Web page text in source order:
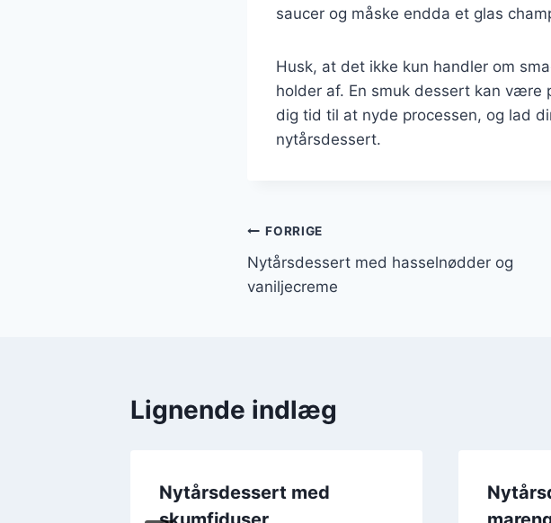
saucer og måske endda et glas
Husk, at det ikke kun handler om
holder af. En smuk dessert kan være
dig tid til at nyde processen, og lad
nytårsdessert.
Indlægsnavigation
FORRIGE
Nytårsdessert med hasselnødder og
vaniljecreme
Lignende indlæg
Nytårsdessert med